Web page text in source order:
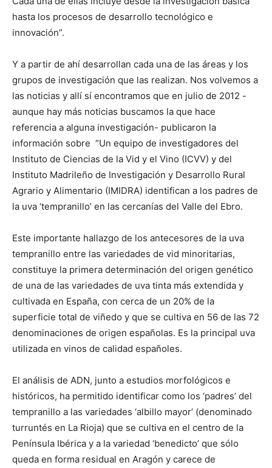
hasta los procesos de desarrollo tecnológico e
innovación”.
Y a partir de ahí desarrollan cada una de las áreas y los
grupos de investigación que las realizan. Nos volvemos a
las noticias y allí sí encontramos que en julio de 2012 -
aunque hay más noticias buscamos la que hace
referencia a alguna investigación- publicaron la
información sobre “Un equipo de investigadores del
Instituto de Ciencias de la Vid y el Vino (ICVV) y del
Instituto Madrileño de Investigación y Desarrollo Rural
Agrario y Alimentario (IMIDRA) identifican a los padres de
la uva ‘tempranillo’ en las cercanías del Valle del Ebro.
Este importante hallazgo de los antecesores de la uva
tempranillo entre las variedades de vid minoritarias,
constituye la primera determinación del origen genético
de una de las variedades de uva tinta más extendida y
cultivada en España, con cerca de un 20% de la
superficie total de viñedo y que se cultiva en 56 de las 72
denominaciones de origen españolas. Es la principal uva
utilizada en vinos de calidad españoles.
El análisis de ADN, junto a estudios morfológicos e
históricos, ha permitido identificar como los ‘padres’ del
tempranillo a las variedades ‘albillo mayor’ (denominado
turruntés en La Rioja) que se cultiva en el centro de la
Península Ibérica y a la variedad ‘benedicto’ que sólo
queda en forma residual en Aragón y carece de